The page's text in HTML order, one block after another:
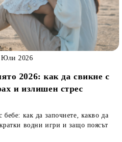
2026: как да свикне с
и излишен стрес
Юли 2026
как да започнете, какво да
водни игри и защо поясът